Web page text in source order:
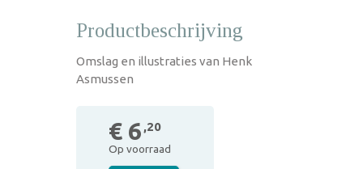
Productbeschrijving
Omslag en illustraties van Henk
Asmussen
€ 6 ,20
Op voorraad